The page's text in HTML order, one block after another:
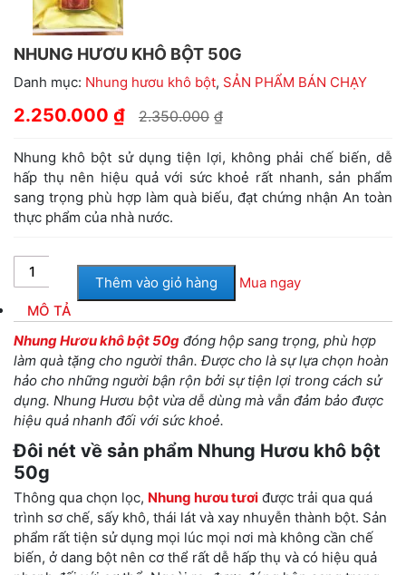
NHUNG HƯƠU KHÔ BỘT 50G
Danh mục: Nhung hươu khô bột, SẢN PHẨM BÁN CHẠY
2.250.000 ₫ 2.350.000 ₫
Nhung khô bột sử dụng tiện lợi, không phải chế biến, dễ
hấp thụ nên hiệu quả với sức khoẻ rất nhanh, sản phẩm
sang trọng phù hợp làm quà biếu, đạt chứng nhận An toàn
thực phẩm của nhà nước.
Thêm vào giỏ hàng
Mua ngay
MÔ TẢ
Nhung Hươu khô bột 50g đóng hộp sang trọng, phù hợp
làm quà tặng cho người thân. Được cho là sự lựa chọn hoàn
hảo cho những người bận rộn bởi sự tiện lợi trong cách sử
dụng. Nhung Hươu bột vừa dễ dùng mà vẫn đảm bảo được
hiệu quả nhanh đối với sức khoẻ.
Đôi nét về sản phẩm Nhung Hươu khô bột
50g
Thông qua chọn lọc, Nhung hươu tươi được trải qua quá
trình sơ chế, sấy khô, thái lát và xay nhuyễn thành bột. Sản
phẩm rất tiện sử dụng mọi lúc mọi nơi mà không cần chế
biến, ở dang bột nên cơ thể rất dễ hấp thụ và có hiệu quả